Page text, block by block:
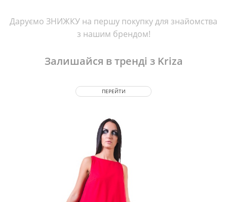
Даруємо ЗНИЖКУ на першу покупку для знайомства
з нашим брендом!
Залишайся в тренді з Kriza
ПЕРЕЙТИ